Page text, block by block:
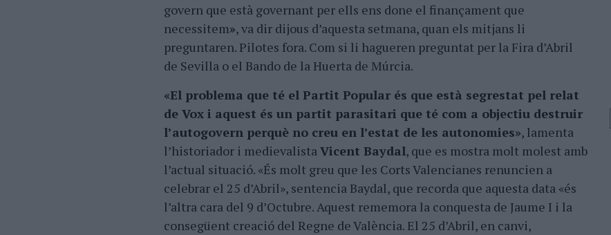
govern que està governant per ells ens done el finançament que
necessitem», va dir dijous d’aquesta setmana, quan els mitjans li
preguntaren. Pilotes fora. Com si li hagueren preguntat per la Fira d’Abril
de Sevilla o el Bando de la Huerta de Múrcia.
«El problema que té el Partit Popular és que està segrestat pel relat
de Vox i aquest és un partit parasitari que té com a objectiu destruir
l’autogovern perquè no creu en l’estat de les autonomies», lamenta
l’historiador i medievalistaVicent Baydal, que es mostra molt molest amb
l’actual situació. «És molt greu que les Corts Valencianes renuncien a
celebrar el 25 d’Abril», sentencia Baydal, que recorda que aquesta data «és
l’altra cara del 9 d’Octubre. Aquest rememora la conquesta de Jaume I i la
consegüent creació del Regne de València. El 25 d’Abril, en canvi,